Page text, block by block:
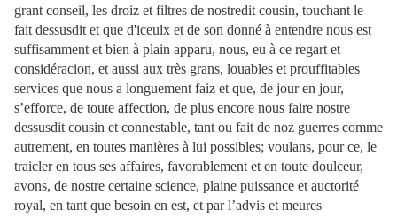
grant conseil, les droiz et filtres de nostredit cousin, touchant le
fait dessusdit et que d'iceulx et de son donné à entendre nous est
suffisamment et bien à plain apparu, nous, eu à ce regart et
considéracion, et aussi aux très grans, louables et prouffitables
services que nous a longuement faiz et que, de jour en jour,
s’efforce, de toute affection, de plus encore nous faire nostre
dessusdit cousin et connestable, tant ou fait de noz guerres comme
autrement, en toutes manières à lui possibles; voulans, pour ce, le
traicler en tous ses affaires, favorablement et en toute doulceur,
avons, de nostre certaine science, plaine puissance et auctorité
royal, en tant que besoin en est, et par l’advis et meures